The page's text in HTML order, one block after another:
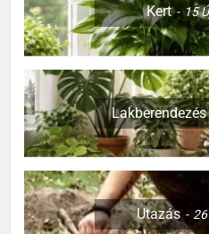
Kert 15
Lakberendezés
Utazás 26